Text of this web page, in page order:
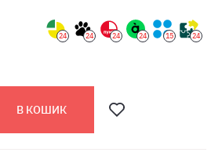
24 24 24 24 15 24
В КОШИК